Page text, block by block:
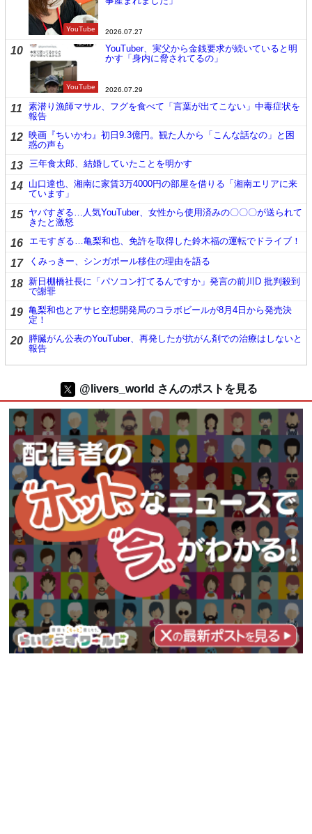
YouTube 2026.07.27
10
YouTube
YouTuber、実父から金銭要求が続いていると明
かす「身内に脅されてるの」
2026.07.29
11
素潜り漁師マサル、フグを食べて「言葉が出てこない」中毒症状を
報告
12 映画『ちいかわ』初日9.3億円。観た人から「こんな話なの」と困
惑の声も
13 三年食太郎、結婚していたことを明かす
14 山口達也、湘南に家賃3万4000円の部屋を借りる「湘南エリアに来
ています」
15 ヤバすぎる…人気YouTuber、女性から使用済みの〇〇〇が送られて
きたと激怒
16 エモすぎる…亀梨和也、免許を取得した鈴木福の運転でドライブ！
17 くみっきー、シンガポール移住の理由を語る
18 新日棚橋社長に「パソコン打てるんですか」発言の前川D 批判殺到
で謝罪
19 亀梨和也とアサヒ空想開発局のコラボビールが8月4日から発売決
定！
20 膵臓がん公表のYouTuber、再発したが抗がん剤での治療はしないと
報告
@livers_world さんのポストを見る